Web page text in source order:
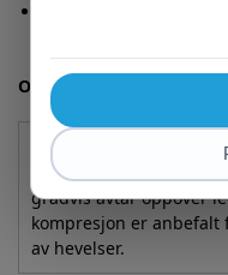
Ofte stilte spørsmål og
Hva betyr 18-21
Dette er trykket
gradvis avtar oppover
kompresjon er
av hevelser.